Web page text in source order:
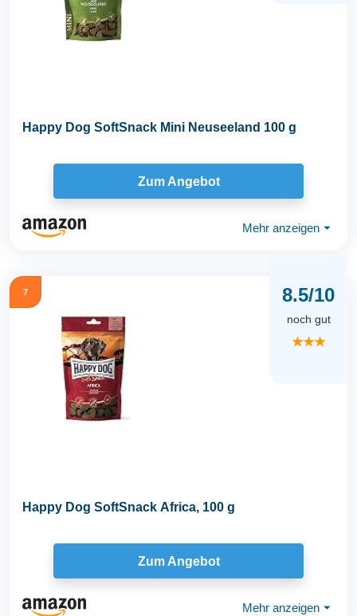
Happy Dog SoftSnack Mini Neuseeland 100 g
Zum Angebot
Mehr anzeigen ⏷
7 8.5/10
noch gut
★★★
Happy Dog SoftSnack Africa, 100 g
Zum Angebot
Mehr anzeigen ⏷